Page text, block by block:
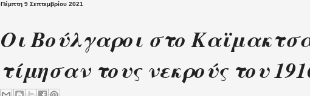
Πέμπτη 9 Σεπτεμβρίου 2021
Οι Βούλγαροι στο
τίμησαν τους νεκρούς του